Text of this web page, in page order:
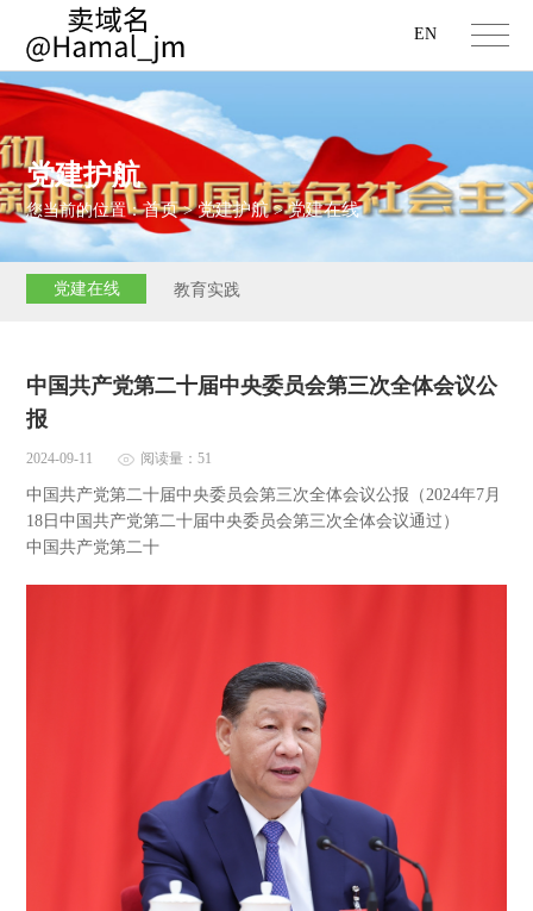
EN
党建护航
您当前的位置：首页>党建护航>党建在线
党建在线 教育实践
中国共产党第二十届中央委员会第三次全体会议公
报
2024-09-11 阅读量：51
中国共产党第二十届中央委员会第三次全体会议公报（2024年7月
18日中国共产党第二十届中央委员会第三次全体会议通过）
中国共产党第二十